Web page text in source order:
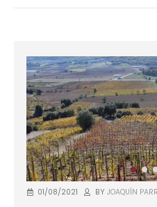
01/08/2021 BY JOAQUÍN